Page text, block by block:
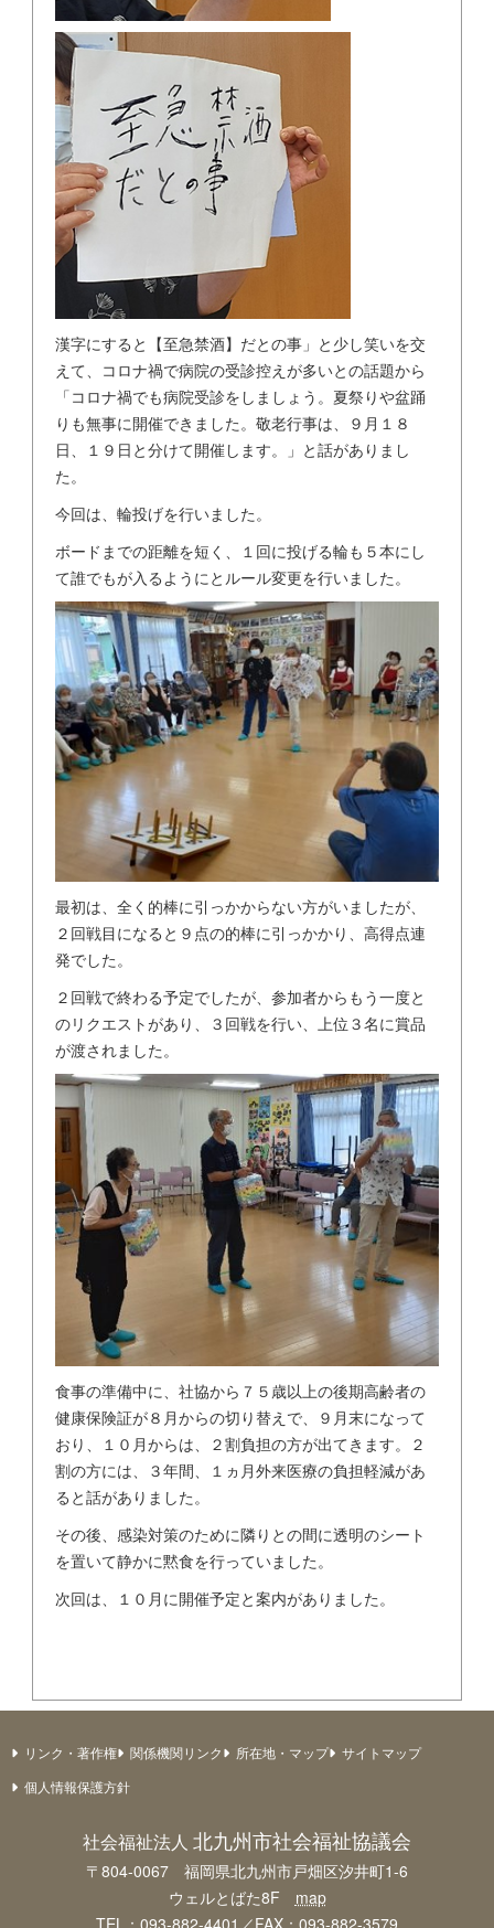
漢字にすると【至急禁酒】だとの事」と少し笑いを交
えて、コロナ禍で病院の受診控えが多いとの話題から
「コロナ禍でも病院受診をしましょう。夏祭りや盆踊
りも無事に開催できました。敬老行事は、９月１８
日、１９日と分けて開催します。」と話がありまし
た。
今回は、輪投げを行いました。
ボードまでの距離を短く、１回に投げる輪も５本にし
て誰でもが入るようにとルール変更を行いました。
最初は、全く的棒に引っかからない方がいましたが、
２回戦目になると９点の的棒に引っかかり、高得点連
発でした。
２回戦で終わる予定でしたが、参加者からもう一度と
のリクエストがあり、３回戦を行い、上位３名に賞品
が渡されました。
食事の準備中に、社協から７５歳以上の後期高齢者の
健康保険証が８月からの切り替えで、９月末になって
おり、１０月からは、２割負担の方が出てきます。２
割の方には、３年間、１ヵ月外来医療の負担軽減があ
ると話がありました。
その後、感染対策のために隣りとの間に透明のシート
を置いて静かに黙食を行っていました。
次回は、１０月に開催予定と案内がありました。
リンク・著作権 関係機関リンク 所在地・マップ
サイトマップ
個人情報保護方針
社会福祉法人 北九州市社会福祉協議会
〒804-0067 福岡県北九州市戸畑区汐井町1-6
ウェルとばた8F map
TEL：093-882-4401／FAX：093-882-3579